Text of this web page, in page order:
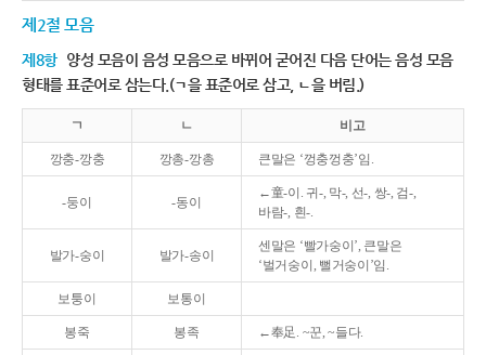
제2절 모음
제8항 양성 모음이 음성 모음으로 바뀌어 굳어진 다음 단어는 음성 모음
형태를 표준어로 삼는다.(ㄱ을 표준어로 삼고, ㄴ을 버림.)
ㄱ ㄴ 비고
깡충-깡충 깡총-깡총 큰말은 ‘껑충껑충’임.
-둥이 -동이
←童-이. 귀-, 막-, 선-, 쌍-, 검-,
바람-, 흰-.
발가-숭이 발가-송이
센말은 ‘빨가숭이’, 큰말은
‘벌거숭이, 뻘거숭이’임.
보퉁이 보통이
봉죽 봉족 ←奉足. ~꾼, ~들다.